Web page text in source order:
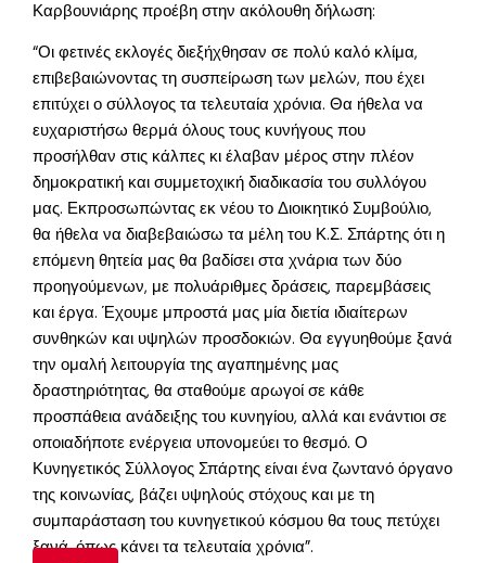
Καρβουνιάρης προέβη στην ακόλουθη δήλωση:
“Οι φετινές εκλογές διεξήχθησαν σε πολύ καλό κλίμα,
επιβεβαιώνοντας τη συσπείρωση των μελών, που έχει
επιτύχει ο σύλλογος τα τελευταία χρόνια. Θα ήθελα να
ευχαριστήσω θερμά όλους τους κυνήγους που
προσήλθαν στις κάλπες κι έλαβαν μέρος στην πλέον
δημοκρατική και συμμετοχική διαδικασία του συλλόγου
μας. Εκπροσωπώντας εκ νέου το Διοικητικό Συμβούλιο,
θα ήθελα να διαβεβαιώσω τα μέλη του Κ.Σ. Σπάρτης ότι η
επόμενη θητεία μας θα βαδίσει στα χνάρια των δύο
προηγούμενων, με πολυάριθμες δράσεις, παρεμβάσεις
και έργα. Έχουμε μπροστά μας μία διετία ιδιαίτερων
συνθηκών και υψηλών προσδοκιών. Θα εγγυηθούμε ξανά
την ομαλή λειτουργία της αγαπημένης μας
δραστηριότητας, θα σταθούμε αρωγοί σε κάθε
προσπάθεια ανάδειξης του κυνηγίου, αλλά και ενάντιοι σε
οποιαδήποτε ενέργεια υπονομεύει το θεσμό. Ο
Κυνηγετικός Σύλλογος Σπάρτης είναι ένα ζωντανό όργανο
της κοινωνίας, βάζει υψηλούς στόχους και με τη
συμπαράσταση του κυνηγετικού κόσμου θα τους πετύχει
ξανά, όπως κάνει τα τελευταία χρόνια”.